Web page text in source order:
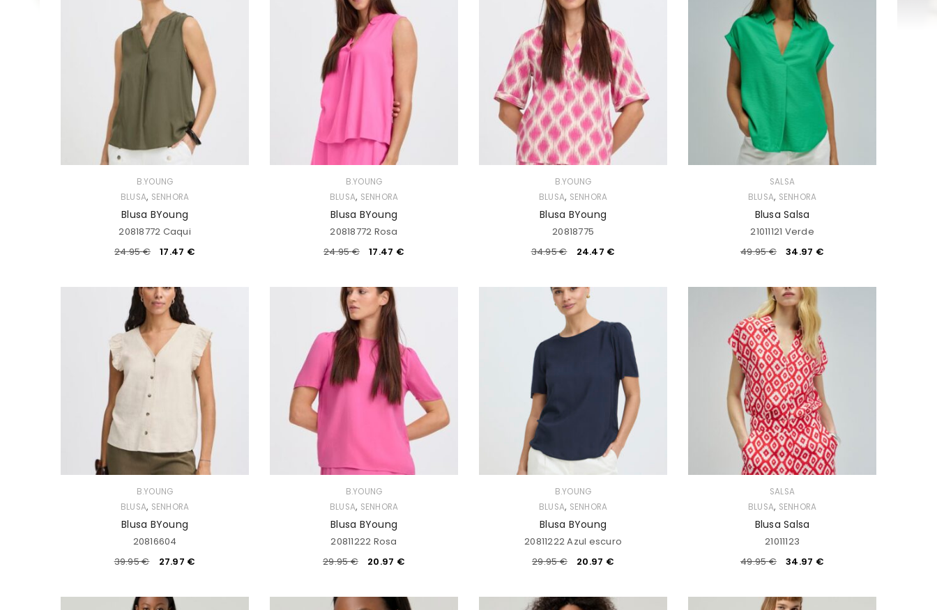
B.YOUNG
BLUSA, SENHORA
Blusa BYoung
20818772 Caqui
24.95€ 17.47 €
B.YOUNG
BLUSA, SENHORA
Blusa BYoung
20818772 Rosa
24.95€ 17.47 €
B.YOUNG
BLUSA, SENHORA
Blusa BYoung
20818775
34.95€ 24.47 €
SALSA
BLUSA, SENHORA
Blusa Salsa
21011121 Verde
49.95€ 34.97 €
B.YOUNG
BLUSA, SENHORA
Blusa BYoung
20816604
39.95€ 27.97 €
B.YOUNG
BLUSA, SENHORA
Blusa BYoung
20811222 Rosa
29.95€ 20.97 €
B.YOUNG
BLUSA, SENHORA
Blusa BYoung
20811222 Azul escuro
29.95€ 20.97 €
SALSA
BLUSA, SENHORA
Blusa Salsa
21011123
49.95€ 34.97 €